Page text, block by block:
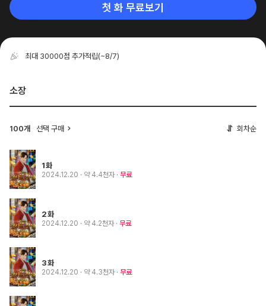
첫 화 무료보기
최대 30000점 추가적립(~8/7)
소장
100개 선택 구매 회차순
1화
2024.12.20 · 약 4.4천자 무료
2화
2024.12.20 · 약 4.2천자 무료
3화
2024.12.20 · 약 4.3천자 무료